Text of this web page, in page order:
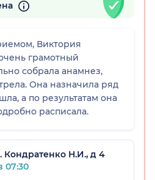
Виктория
грамотный
собрала анамнез,
Она назначила ряд
а по результатам она
расписала.
Кондратенко Н.И., д 4
07:30